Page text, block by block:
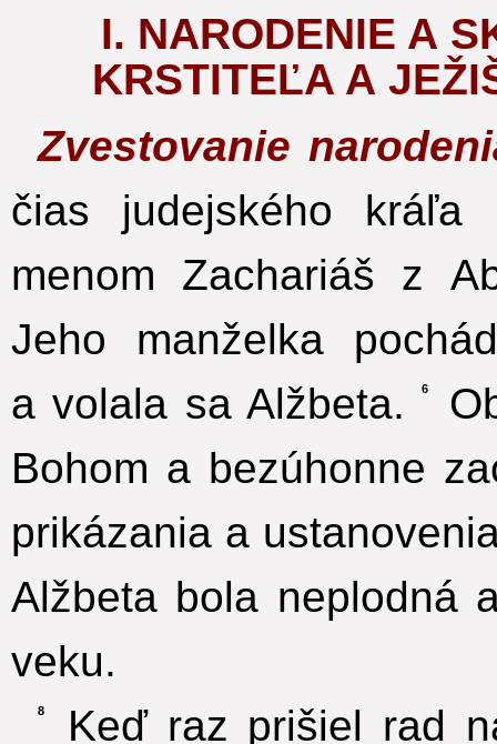
I. NARODENIE A
KRSTITEĽA A
Zvestovanie
čias judejského
menom Zachariáš z
Jeho manželka
a volala sa Alžbeta.
6
Bohom a bezúhonne
prikázania a
Alžbeta bola neplodná
veku.
8
Keď raz prišiel rad